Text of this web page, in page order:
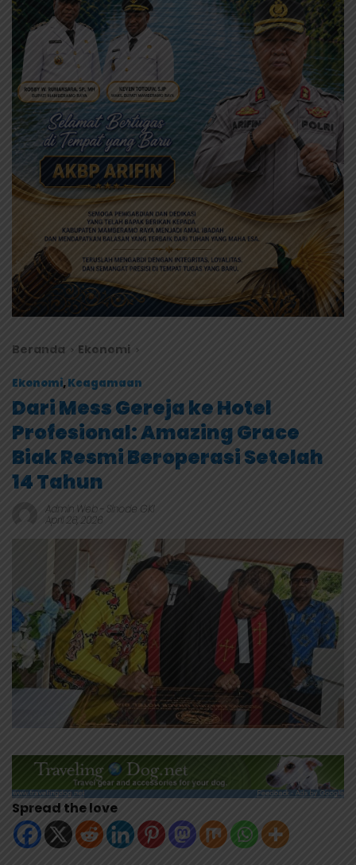
Beranda Ekonomi
Ekonomi,Keagamaan
Dari Mess Gereja ke Hotel
Profesional: Amazing Grace
Biak Resmi Beroperasi Setelah
14 Tahun
Admin Web - Sinode GKI
April 26, 2026
Spread the love